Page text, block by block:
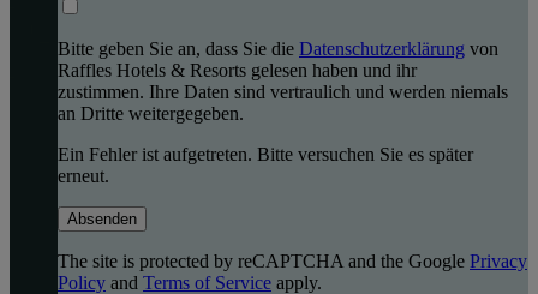
Bitte geben Sie an, dass Sie die Datenschutzerklärung von
Raffles Hotels & Resorts gelesen haben und ihr
zustimmen. Ihre Daten sind vertraulich und werden niemals
an Dritte weitergegeben.
Ein Fehler ist aufgetreten. Bitte versuchen Sie es später
erneut.
Absenden
The site is protected by reCAPTCHA and the Google Privacy
Policy and Terms of Service apply.